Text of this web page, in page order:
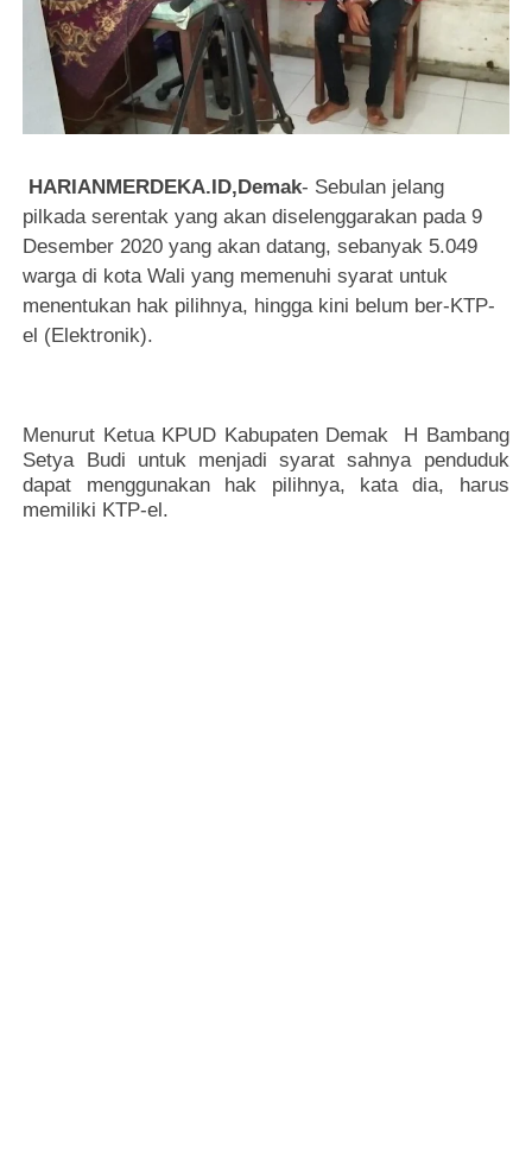
HARIANMERDEKA.ID,Demak- Sebulan jelang
pilkada serentak yang akan diselenggarakan pada 9
Desember 2020 yang akan datang, sebanyak 5.049
warga di kota Wali yang memenuhi syarat untuk
menentukan hak pilihnya, hingga kini belum ber-KTP-
el (Elektronik).
Menurut Ketua KPUD Kabupaten Demak H Bambang
Setya Budi untuk menjadi syarat sahnya penduduk
dapat menggunakan hak pilihnya, kata dia, harus
memiliki KTP-el.